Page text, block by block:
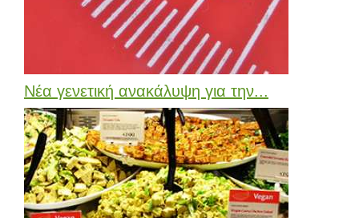
Νέα γενετική ανακάλυψη για την...